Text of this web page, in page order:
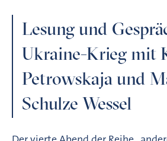
Lesung und
Ukraine-Krieg mit
Petrowskaja und
Schulze Wessel